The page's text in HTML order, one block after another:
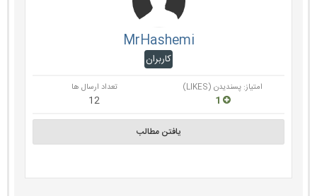
MrHashemi
کاربران
امتیاز: پسندیدن (LIKES) تعداد ارسال ها
12
یافتن مطالب